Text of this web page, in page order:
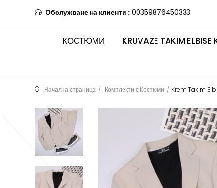
Обслужване на клиенти : 00359876450333
КОСТЮМИ KRUVAZE TAKIM ELBISE
Начална страница Комплекти с Kостюми Krem Takım